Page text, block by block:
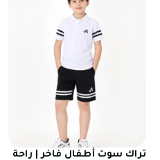
تراك سوت أطفال فاخر | راحة